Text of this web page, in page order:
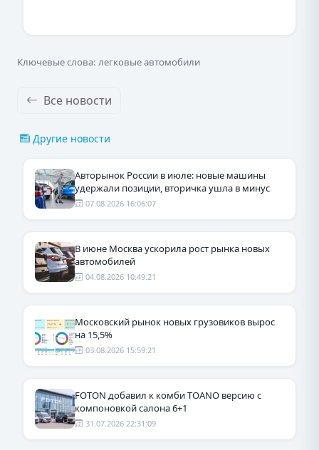
Ключевые слова: легковые автомобили
Все новости
Другие новости
Авторынок России в июле: новые машины
удержали позиции, вторичка ушла в минус
07.08.2026 16:06:07
В июне Москва ускорила рост рынка новых
автомобилей
04.08.2026 10:49:21
Московский рынок новых грузовиков вырос
на 15,5%
03.08.2026 15:59:21
FOTON добавил к комби TOANO версию с
компоновкой салона 6+1
31.07.2026 22:31:09